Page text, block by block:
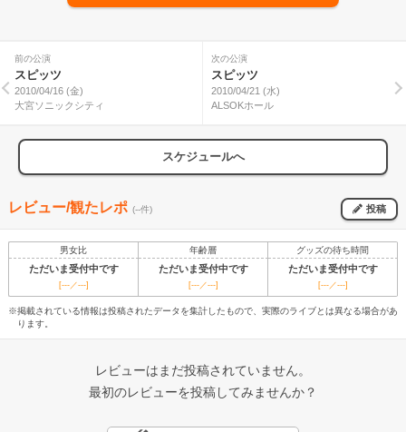
前の公演
スピッツ
2010/04/16 (金)
大宮ソニックシティ
次の公演
スピッツ
2010/04/21 (水)
ALSOKホール
スケジュールへ
レビュー/観たレポ (--件) 投稿
男女比 年齢層 グッズの待ち時間
ただいま受付中です ただいま受付中です ただいま受付中です
[---／---] [---／---] [---／---]
※掲載されている情報は投稿されたデータを集計したもので、実際のライブとは異なる場合があ
ります。
レビューはまだ投稿されていません。
最初のレビューを投稿してみませんか？